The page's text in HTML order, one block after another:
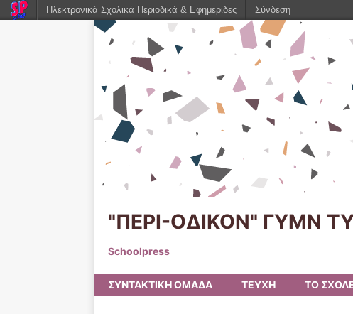
"ΠΕΡΙ-ΟΔΙΚΟΝ" ΓΥΜΝ
Schoolpress
ΣΥΝΤΑΚΤΙΚΗ ΟΜΑΔΑ ΤΕΥΧΗ ΤΟ
Ηλεκτρονικά Σχολικά Περιοδικά & Εφημερίδες Σύνδεση